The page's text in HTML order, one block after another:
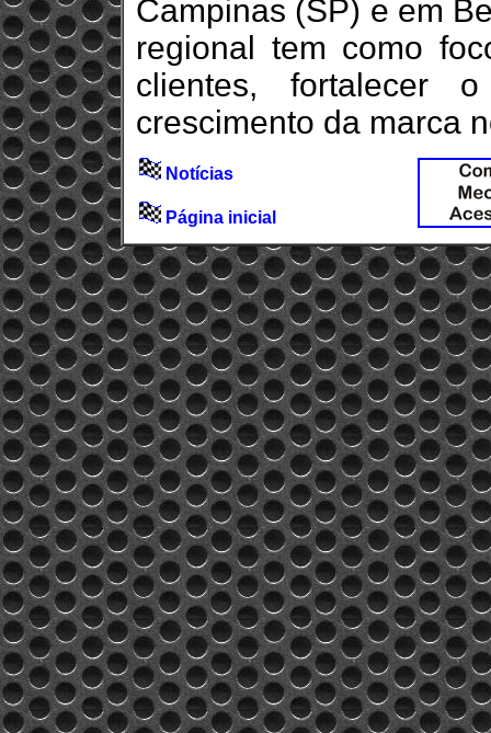
Campinas (SP) e em
regional tem como
clientes, fortalecer
crescimento da marca
Notícias
Página inicial